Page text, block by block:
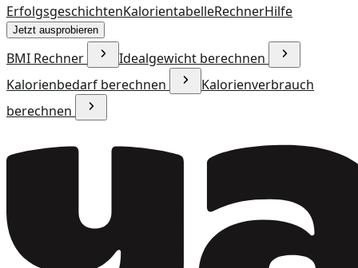
ErfolgsgeschichtenKalorientabelleRechnerHilfe
Jetzt ausprobieren
BMI Rechner
Idealgewicht berechnen
Kalorienbedarf berechnen
Kalorienverbrauch
berechnen